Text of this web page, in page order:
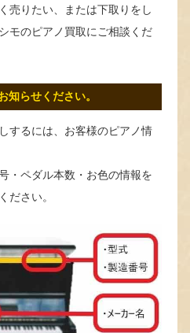
売りたい、または下取りをし
モのピアノ買取にご相談くだ
知らせください。
するには、お客様のピアノ情
・ペダル本数・お色の情報を
ださい。